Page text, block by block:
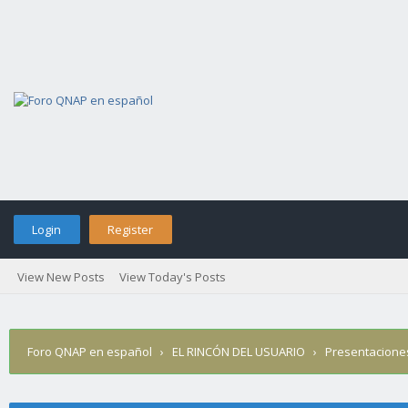
Login Register
View New Posts View Today's Posts
Foro QNAP en español › EL RINCÓN DEL USUARIO ›